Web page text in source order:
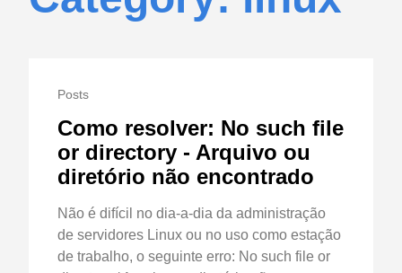
Posts
Como resolver: No such file
or directory - Arquivo ou
diretório não encontrado
Não é difícil no dia-a-dia da administração
de servidores Linux ou no uso como estação
de trabalho, o seguinte erro: No such file or